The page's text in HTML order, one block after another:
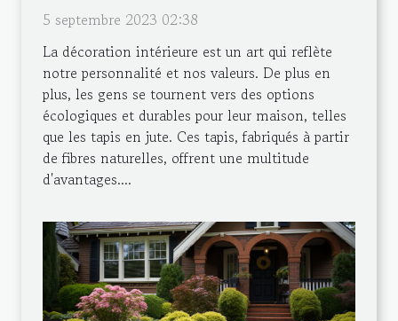
5 septembre 2023 02:38
La décoration intérieure est un art qui reflète
notre personnalité et nos valeurs. De plus en
plus, les gens se tournent vers des options
écologiques et durables pour leur maison, telles
que les tapis en jute. Ces tapis, fabriqués à partir
de fibres naturelles, offrent une multitude
d'avantages....